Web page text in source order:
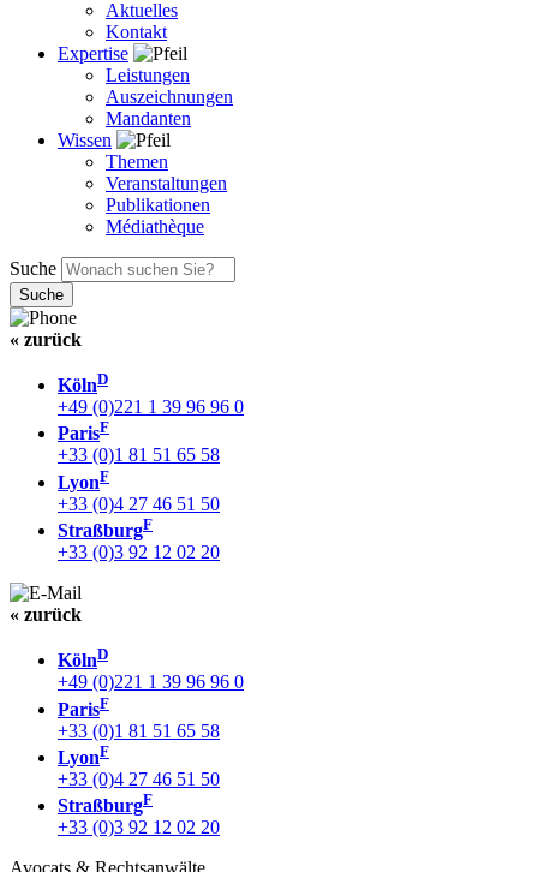
Aktuelles
Kontakt
Expertise
Leistungen
Auszeichnungen
Mandanten
Wissen
Themen
Veranstaltungen
Publikationen
Médiathèque
Suche
« zurück
KölnD
+49 (0)221 1 39 96 96 0
ParisF
+33 (0)1 81 51 65 58
LyonF
+33 (0)4 27 46 51 50
StraßburgF
+33 (0)3 92 12 02 20
« zurück
KölnD
+49 (0)221 1 39 96 96 0
ParisF
+33 (0)1 81 51 65 58
LyonF
+33 (0)4 27 46 51 50
StraßburgF
+33 (0)3 92 12 02 20